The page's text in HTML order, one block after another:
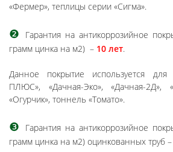
«Фермер», теплицы серии «Сигма».
❷
Гарантия на антикоррозийное
грамм цинка на м2) – 10 лет.
Данное покрытие используется
ПЛЮС», «Дачная-Эко», «Дачная-2Д»,
«Огурчик», тоннель «Томато».
❸
Гарантия на антикоррозийное
грамм цинка на м2) оцинкованных труб –